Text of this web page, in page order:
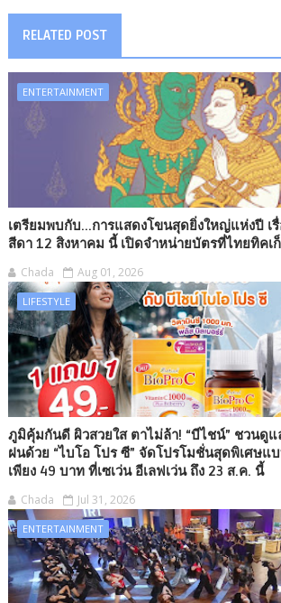
RELATED POST
ENTERTAINMENT
เตรียมพบกับ...การแสดงโขนสุดยิ่งใหญ่แห่งปี เ
สีดา 12 สิงหาคม นี้ เปิดจำหน่ายบัตรที่ไทยทิคเก็
Chada Aug 01, 2026
LIFESTYLE
ภูมิคุ้มกันดี ผิวสวยใส ตาไม่ล้า! “บีไชน์” ชวนดูแ
ฝนด้วย “ไบโอ โปร ซี” จัดโปรโมชั่นสุดพิเศษแ
เพียง 49 บาท ที่เซเว่น อีเลฟเว่น ถึง 23 ส.ค. นี้
Chada Jul 31, 2026
ENTERTAINMENT